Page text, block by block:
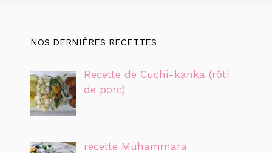
NOS DERNIÈRES RECETTES
Recette de Cuchi-kanka (rôti
de porc)
recette Muhammara